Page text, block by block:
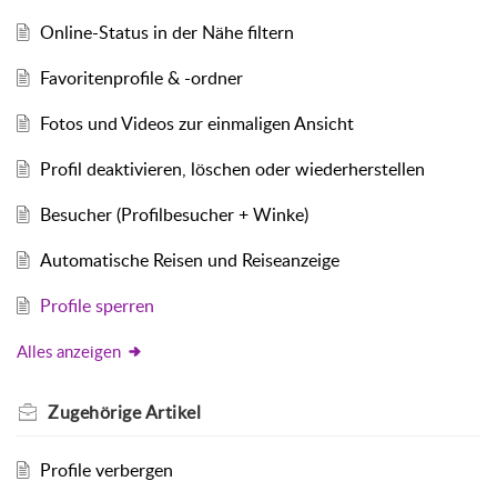
Online-Status in der Nähe filtern
Favoritenprofile & -ordner
Fotos und Videos zur einmaligen Ansicht
Profil deaktivieren, löschen oder wiederherstellen
Besucher (Profilbesucher + Winke)
Automatische Reisen und Reiseanzeige
Profile sperren
Alles anzeigen
ZugehörigeArtikel
Profile verbergen